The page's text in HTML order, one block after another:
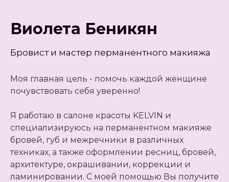
Виолета Беникян
Бровист и мастер перманентного макияжа
Моя главная цель - помочь каждой женщине
почувствовать себя уверенно!
Я работаю в салоне красоты KELVIN и
специализируюсь на перманентном макияже
бровей, губ и межречники в различных
техниках, а также оформлении ресниц, бровей,
архитектуре, окрашивании, коррекции и
ламинировании. С моей помощью Вы получите